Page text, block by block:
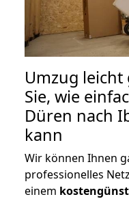
Umzug leicht
Sie, wie
Düren nach
kann
Wir können Ihnen
professionelles
einem